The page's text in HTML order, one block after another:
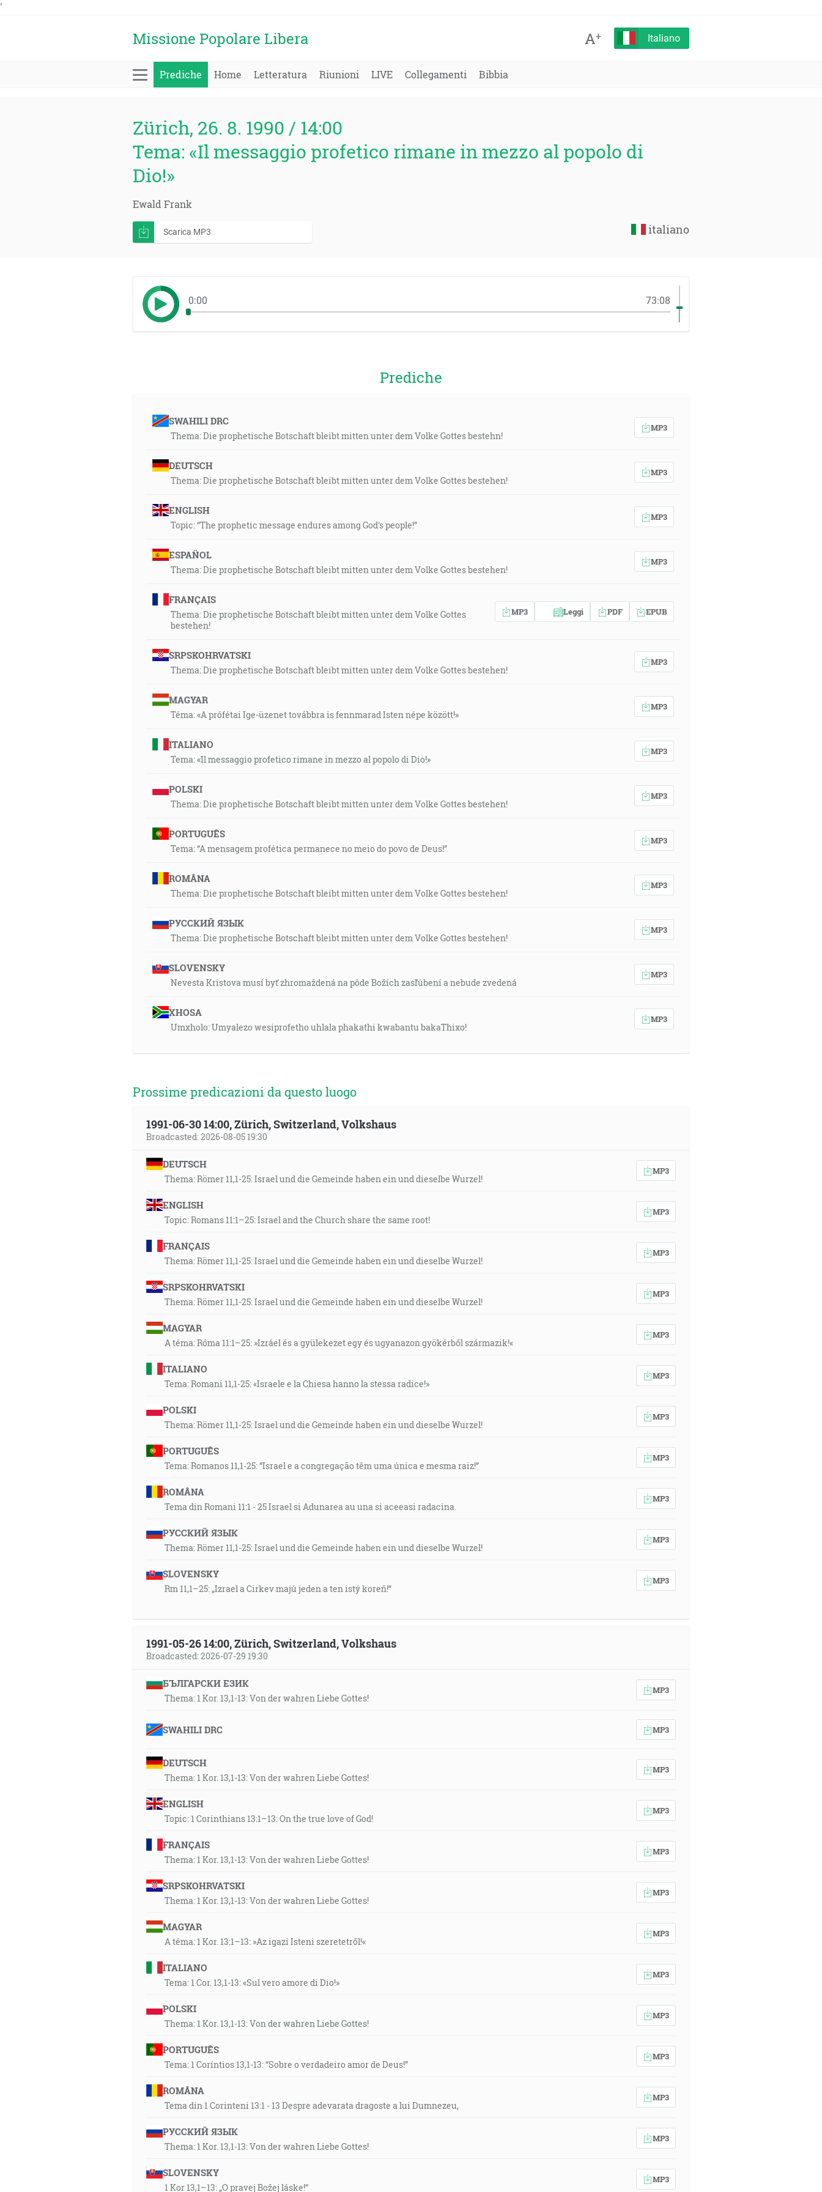
'
Missione Popolare Libera A+ Italiano
Prediche Home Letteratura Riunioni LIVE Collegamenti Bibbia
Zürich, 26. 8. 1990 / 14:00
Tema: «Il messaggio profetico rimane in mezzo al popolo di
Dio!»
Ewald Frank
italiano
Scarica MP3
0:00 73:08
Prediche
SWAHILI DRC
Thema: Die prophetische Botschaft bleibt mitten unter dem Volke Gottes bestehn!
MP3
DEUTSCH
Thema: Die prophetische Botschaft bleibt mitten unter dem Volke Gottes bestehen!
MP3
ENGLISH
Topic: “The prophetic message endures among God's people!”
MP3
ESPAÑOL
Thema: Die prophetische Botschaft bleibt mitten unter dem Volke Gottes bestehen!
MP3
FRANÇAIS
Thema: Die prophetische Botschaft bleibt mitten unter dem Volke Gottes
bestehen!
MP3 Leggi PDF EPUB
SRPSKOHRVATSKI
Thema: Die prophetische Botschaft bleibt mitten unter dem Volke Gottes bestehen!
MP3
MAGYAR
Téma: «A prófétai Ige-üzenet továbbra is fennmarad Isten népe között!»
MP3
ITALIANO
Tema: «Il messaggio profetico rimane in mezzo al popolo di Dio!»
MP3
POLSKI
Thema: Die prophetische Botschaft bleibt mitten unter dem Volke Gottes bestehen!
MP3
PORTUGUÊS
Tema: “A mensagem profética permanece no meio do povo de Deus!”
MP3
ROMÂNA
Thema: Die prophetische Botschaft bleibt mitten unter dem Volke Gottes bestehen!
MP3
РУССКИЙ ЯЗЫК
Thema: Die prophetische Botschaft bleibt mitten unter dem Volke Gottes bestehen!
MP3
SLOVENSKY
Nevesta Kristova musí byť zhromaždená na pôde Božích zasľúbení a nebude zvedená
MP3
XHOSA
Umxholo: Umyalezo wesiprofetho uhlala phakathi kwabantu bakaThixo!
MP3
Prossime predicazioni da questo luogo
1991-06-30 14:00, Zürich, Switzerland, Volkshaus
Broadcasted: 2026-08-05 19:30
DEUTSCH
Thema: Römer 11,1-25: Israel und die Gemeinde haben ein und dieselbe Wurzel!
MP3
ENGLISH
Topic: Romans 11:1–25: Israel and the Church share the same root!
MP3
FRANÇAIS
Thema: Römer 11,1-25: Israel und die Gemeinde haben ein und dieselbe Wurzel!
MP3
SRPSKOHRVATSKI
Thema: Römer 11,1-25: Israel und die Gemeinde haben ein und dieselbe Wurzel!
MP3
MAGYAR
A téma: Róma 11:1–25: »Izráel és a gyülekezet egy és ugyanazon gyökérből származik!«
MP3
ITALIANO
Tema: Romani 11,1-25: «Israele e la Chiesa hanno la stessa radice!»
MP3
POLSKI
Thema: Römer 11,1-25: Israel und die Gemeinde haben ein und dieselbe Wurzel!
MP3
PORTUGUÊS
Tema: Romanos 11,1-25: “Israel e a congregação têm uma única e mesma raiz!”
MP3
ROMÂNA
Tema din Romani 11:1 - 25 Israel si Adunarea au una si aceeasi radacina.
MP3
РУССКИЙ ЯЗЫК
Thema: Römer 11,1-25: Israel und die Gemeinde haben ein und dieselbe Wurzel!
MP3
SLOVENSKY
Rm 11,1–25: „Izrael a Cirkev majú jeden a ten istý koreň!“
MP3
1991-05-26 14:00, Zürich, Switzerland, Volkshaus
Broadcasted: 2026-07-29 19:30
БЪЛГАРСКИ ЕЗИК
Thema: 1 Kor. 13,1-13: Von der wahren Liebe Gottes!
MP3
SWAHILI DRC MP3
DEUTSCH
Thema: 1 Kor. 13,1-13: Von der wahren Liebe Gottes!
MP3
ENGLISH
Topic: 1 Corinthians 13:1–13: On the true love of God!
MP3
FRANÇAIS
Thema: 1 Kor. 13,1-13: Von der wahren Liebe Gottes!
MP3
SRPSKOHRVATSKI
Thema: 1 Kor. 13,1-13: Von der wahren Liebe Gottes!
MP3
MAGYAR
A téma: 1 Kor. 13:1–13: »Az igazi Isteni szeretetről!«
MP3
ITALIANO
Tema: 1 Cor. 13,1-13: «Sul vero amore di Dio!»
MP3
POLSKI
Thema: 1 Kor. 13,1-13: Von der wahren Liebe Gottes!
MP3
PORTUGUÊS
Tema: 1 Coríntios 13,1-13: “Sobre o verdadeiro amor de Deus!”
MP3
ROMÂNA
Tema din 1 Corinteni 13:1 - 13 Despre adevarata dragoste a lui Dumnezeu,
MP3
РУССКИЙ ЯЗЫК
Thema: 1 Kor. 13,1-13: Von der wahren Liebe Gottes!
MP3
SLOVENSKY
1 Kor 13,1–13: „O pravej Božej láske!“
MP3